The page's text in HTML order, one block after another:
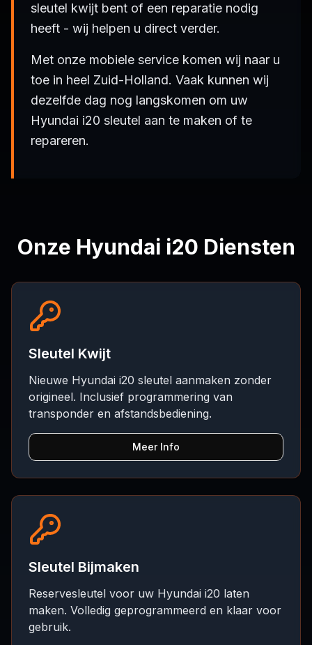
sleutel kwijt bent of een reparatie nodig
heeft - wij helpen u direct verder.
Met onze mobiele service komen wij naar u
toe in heel Zuid-Holland. Vaak kunnen wij
dezelfde dag nog langskomen om uw
Hyundai i20 sleutel aan te maken of te
repareren.
Onze Hyundai i20 Diensten
Sleutel Kwijt
Nieuwe Hyundai i20 sleutel aanmaken zonder
origineel. Inclusief programmering van
transponder en afstandsbediening.
Meer Info
Sleutel Bijmaken
Reservesleutel voor uw Hyundai i20 laten
maken. Volledig geprogrammeerd en klaar voor
gebruik.